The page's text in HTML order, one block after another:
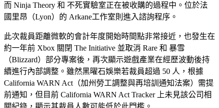
而 Ninja Theory 和 不死實驗室正在被收購的過程中。位於法
國里昂（Lyon）的 Arkane工作室則進入諮詢程序。
此次裁員距離微軟的會計年度開始時間點非常接近，也發生在
約一年前 Xbox 關閉 The Initiative 並取消 Rare 和 暴雪
（Blizzard）部分專案後，再次顯示遊戲產業在經歷波動後持
續進行內部調整。雖然黑曜石娛樂若裁員超過 50 人，根據
California WARN Act（加州勞工調整與再培訓通知法案）需提
前通知，但目前 California WARN Act Tracker 上未見該公司相
關紀錄，顯示其裁員人數可能低於此門檻。